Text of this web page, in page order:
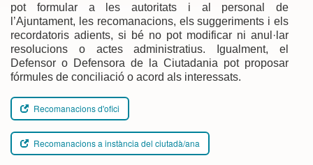
pot formular a les autoritats i al personal de
l’Ajuntament, les recomanacions, els suggeriments i els
recordatoris adients, si bé no pot modificar ni anul·lar
resolucions o actes administratius. Igualment, el
Defensor o Defensora de la Ciutadania pot proposar
fórmules de conciliació o acord als interessats.
Recomanacions d'ofici
Recomanacions a instància del ciutadà/ana